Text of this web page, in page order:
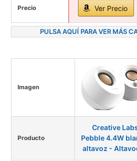
Precio Ver Precio
PULSA AQUÍ PARA VER MÁS
Imagen
Producto
Creative
Pebble 4.4W
altavoz -